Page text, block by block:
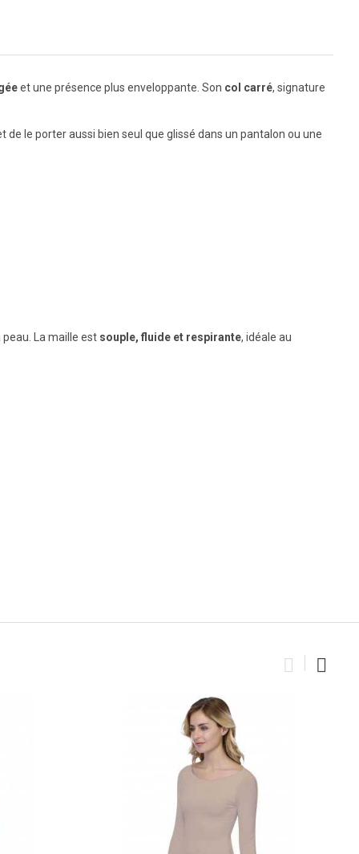
et une présence plus enveloppante. Son col carré, signature
le porter aussi bien seul que glissé dans un pantalon ou une
La maille est souple, fluide et respirante, idéale au